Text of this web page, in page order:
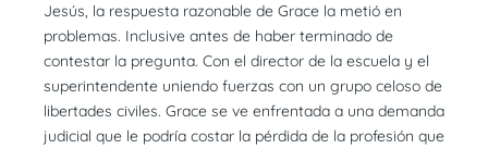
Jesús, la respuesta razonable de Grace la metió en
problemas. Inclusive antes de haber terminado de
contestar la pregunta. Con el director de la escuela y el
superintendente uniendo fuerzas con un grupo celoso de
libertades civiles. Grace se ve enfrentada a una demanda
judicial que le podría costar la pérdida de la profesión que